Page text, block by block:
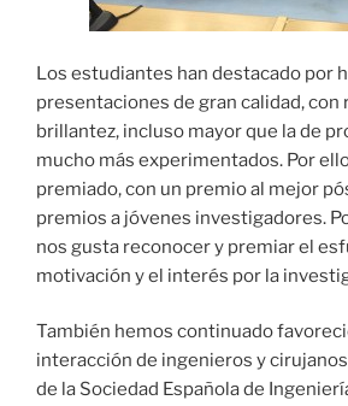
Los estudiantes han destacado por
presentaciones de gran calidad, con
brillantez, incluso mayor que la de
mucho más experimentados. Por
premiado, con un premio al mejor
premios a jóvenes investigadores.
nos gusta reconocer y premiar el
motivación y el interés por la
También hemos continuado
interacción de ingenieros y
de la Sociedad Española de